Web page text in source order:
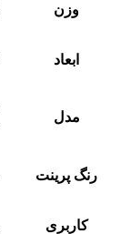
وزن
ابعاد
مدل
رنگ پرینت
کاربری